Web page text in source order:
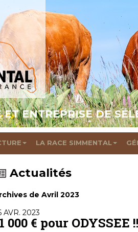
ET ENTREPRISE DE
LA RACE SIMMENTAL
Actualités
de Avril 2023
AVR. 2023
000 € pour ODYSSEE !!